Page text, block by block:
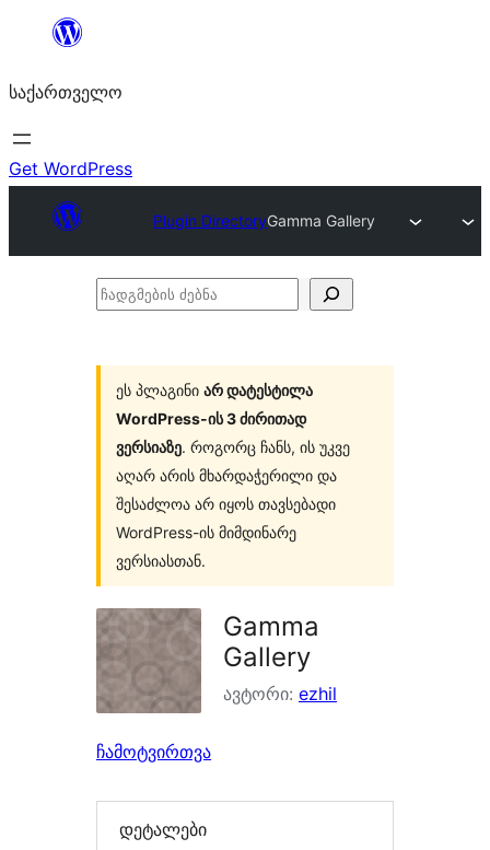
შიგთავსზე
საქართველო
Get WordPress
Plugin DirectoryGamma Gallery
ჩადგმების
ეს პლაგინი არ დატესტილა
WordPress-ის 3 ძირითად
ვერსიაზე. როგორც ჩანს, ის უკვე
აღარ არის მხარდაჭერილი და
შესაძლოა არ იყოს თავსებადი
WordPress-ის მიმდინარე
ვერსიასთან.
Gamma
Gallery
ავტორი: ezhil
ჩამოტვირთვა
დეტალები